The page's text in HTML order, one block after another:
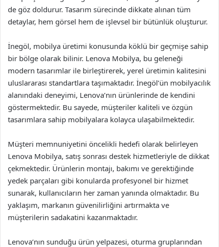
de göz doldurur. Tasarım sürecinde dikkate alınan tüm
detaylar, hem görsel hem de işlevsel bir bütünlük oluşturur.
İnegöl, mobilya üretimi konusunda köklü bir geçmişe sahip
bir bölge olarak bilinir. Lenova Mobilya, bu geleneği
modern tasarımlar ile birleştirerek, yerel üretimin kalitesini
uluslararası standartlara taşımaktadır. İnegöl’ün mobilyacılık
alanındaki deneyimi, Lenova’nın ürünlerinde de kendini
göstermektedir. Bu sayede, müşteriler kaliteli ve özgün
tasarımlara sahip mobilyalara kolayca ulaşabilmektedir.
Müşteri memnuniyetini öncelikli hedefi olarak belirleyen
Lenova Mobilya, satış sonrası destek hizmetleriyle de dikkat
çekmektedir. Ürünlerin montajı, bakımı ve gerektiğinde
yedek parçaları gibi konularda profesyonel bir hizmet
sunarak, kullanıcıların her zaman yanında olmaktadır. Bu
yaklaşım, markanın güvenilirliğini artırmakta ve
müşterilerin sadakatini kazanmaktadır.
Lenova’nın sunduğu ürün yelpazesi, oturma gruplarından